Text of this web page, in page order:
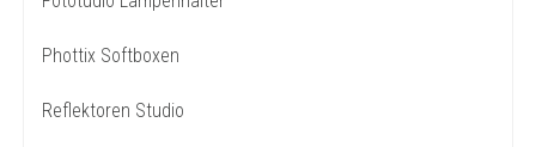
Phottix Softboxen
Reflektoren Studio